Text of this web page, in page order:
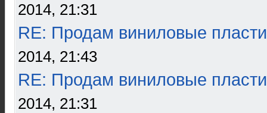
2014, 21:31
RE: Продам виниловые
2014, 21:43
RE: Продам виниловые
2014, 21:31